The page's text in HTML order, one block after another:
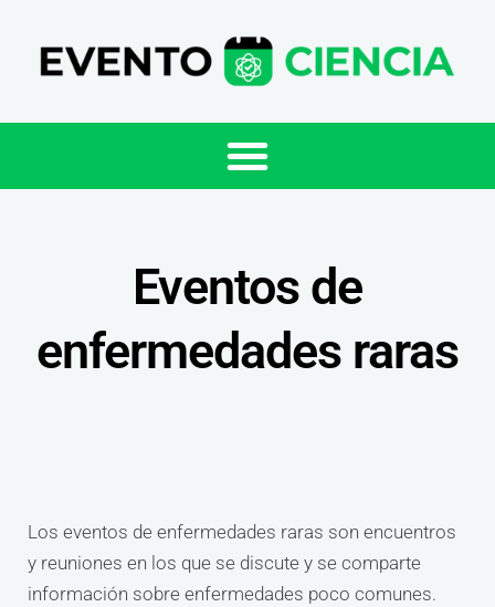
Eventos de
enfermedades raras
Los eventos de enfermedades raras son encuentros
y reuniones en los que se discute y se comparte
información sobre enfermedades poco comunes.